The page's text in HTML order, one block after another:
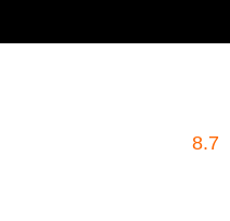
8.7